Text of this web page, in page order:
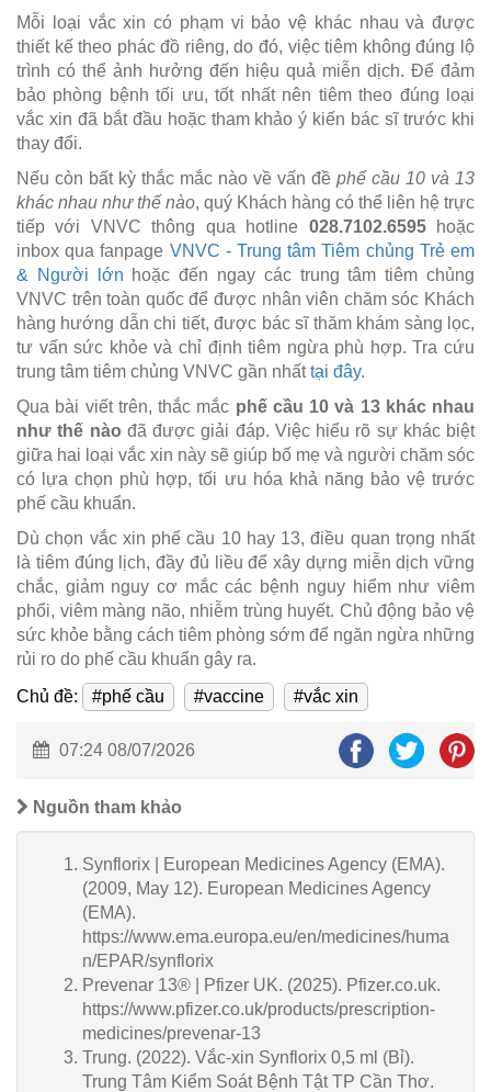
Mỗi loại vắc xin có phạm vi bảo vệ khác nhau và được
thiết kế theo phác đồ riêng, do đó, việc tiêm không đúng lộ
trình có thể ảnh hưởng đến hiệu quả miễn dịch. Để đảm
bảo phòng bệnh tối ưu, tốt nhất nên tiêm theo đúng loại
vắc xin đã bắt đầu hoặc tham khảo ý kiến bác sĩ trước khi
thay đổi.
Nếu còn bất kỳ thắc mắc nào về vấn đề phế cầu 10 và 13
khác nhau như thế nào, quý Khách hàng có thể liên hệ trực
tiếp với VNVC thông qua hotline 028.7102.6595hoặc
inbox qua fanpage VNVC - Trung tâm Tiêm chủng Trẻ em
& Người lớn hoặc đến ngay các trung tâm tiêm chủng
VNVC trên toàn quốc để được nhân viên chăm sóc Khách
hàng hướng dẫn chi tiết, được bác sĩ thăm khám sàng lọc,
tư vấn sức khỏe và chỉ định tiêm ngừa phù hợp. Tra cứu
trung tâm tiêm chủng VNVC gần nhấttại đây.
Qua bài viết trên, thắc mắc phế cầu 10 và 13 khác nhau
như thế nào đã được giải đáp. Việc hiểu rõ sự khác biệt
giữa hai loại vắc xin này sẽ giúp bố mẹ và người chăm sóc
có lựa chọn phù hợp, tối ưu hóa khả năng bảo vệ trước
phế cầu khuẩn.
Dù chọn vắc xin phế cầu 10 hay 13, điều quan trọng nhất
là tiêm đúng lịch, đầy đủ liều để xây dựng miễn dịch vững
chắc, giảm nguy cơ mắc các bệnh nguy hiểm như viêm
phổi, viêm màng não, nhiễm trùng huyết. Chủ động bảo vệ
sức khỏe bằng cách tiêm phòng sớm để ngăn ngừa những
rủi ro do phế cầu khuẩn gây ra.
Chủ đề:
#phế cầu #vaccine #vắc xin
07:24 08/07/2026
Nguồn tham khảo
Synflorix | European Medicines Agency (EMA).
(2009, May 12). European Medicines Agency
(EMA).
https://www.ema.europa.eu/en/medicines/huma
n/EPAR/synflorix
Prevenar 13® | Pfizer UK. (2025). Pfizer.co.uk.
https://www.pfizer.co.uk/products/prescription-
medicines/prevenar-13
Trung. (2022). Vắc-xin Synflorix 0,5 ml (Bỉ).
Trung Tâm Kiểm Soát Bệnh Tật TP Cần Thơ.